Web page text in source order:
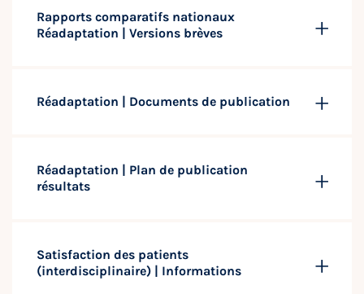
Rapports comparatifs nationaux
Réadaptation | Versions brèves
Réadaptation | Documents de publication
Réadaptation | Plan de publication
résultats
Satisfaction des patients
(interdisciplinaire) | Informations